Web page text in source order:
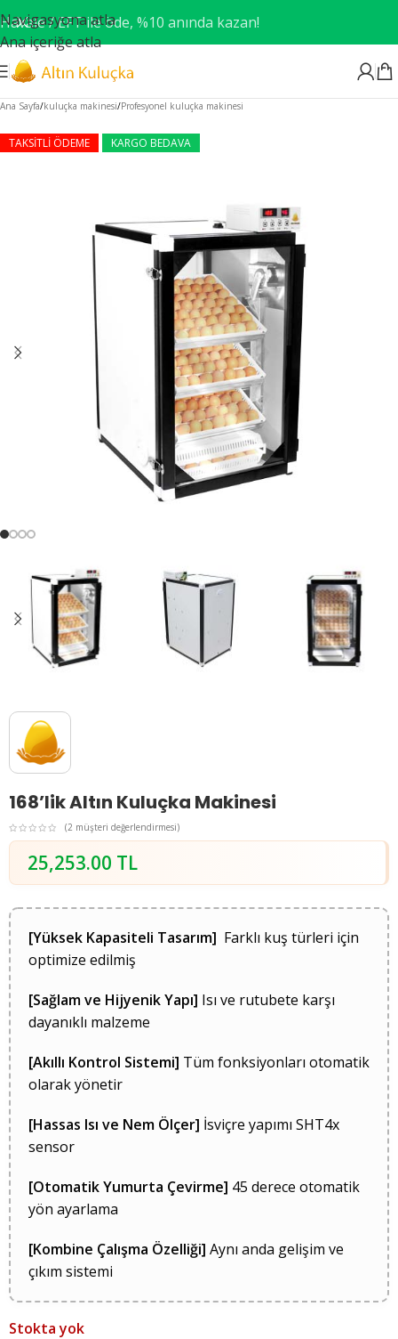
Navigasyona atla
Ana içeriğe atla
Havale / EFT ile öde, %10 anında kazan!
Ana Sayfa/kuluçka makinesi/Profesyonel kuluçka makinesi
TAKSİTLİ ÖDEME KARGO BEDAVA
168’lik Altın Kuluçka Makinesi
(2 müşteri değerlendirmesi)
25,253.00 TL
[Yüksek Kapasiteli Tasarım] Farklı kuş türleri için
optimize edilmiş
[Sağlam ve Hijyenik Yapı] Isı ve rutubete karşı
dayanıklı malzeme
[Akıllı Kontrol Sistemi] Tüm fonksiyonları otomatik
olarak yönetir
[Hassas Isı ve Nem Ölçer] İsviçre yapımı SHT4x
sensor
[Otomatik Yumurta Çevirme] 45 derece otomatik
yön ayarlama
[Kombine Çalışma Özelliği] Aynı anda gelişim ve
çıkım sistemi
Stokta yok